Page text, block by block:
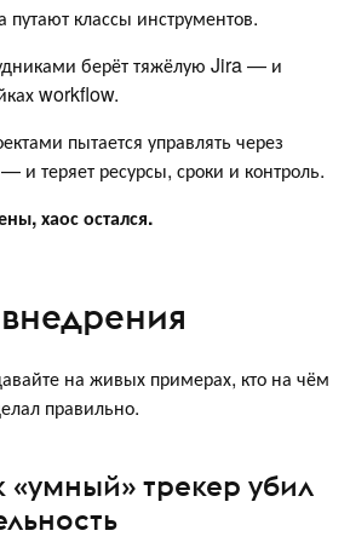
путают классы инструментов.
берёт тяжёлую Jira — и
workflow.
пытается управлять через
теряет ресурсы, сроки и контроль.
хаос остался.
на живых примерах, кто на чём
правильно.
«умный» трекер убил